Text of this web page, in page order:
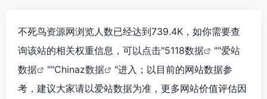
不死鸟资源网浏览人数已经达到739.4K，如你需要查
询该站的相关权重信息，可以点击"5118数据 ""爱站
数据
""Chinaz数据
"进入；以目前的网站数据参
考，建议大家请以爱站数据为准，更多网站价值评估因